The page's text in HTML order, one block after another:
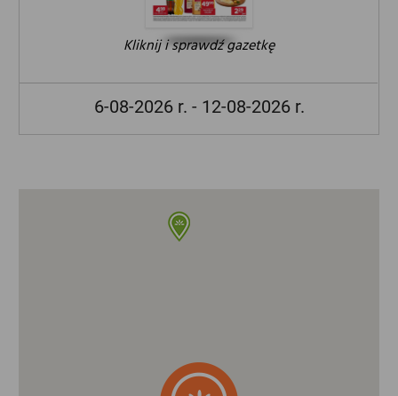
Kliknij i sprawdź gazetkę
6-08-2026 r. - 12-08-2026 r.